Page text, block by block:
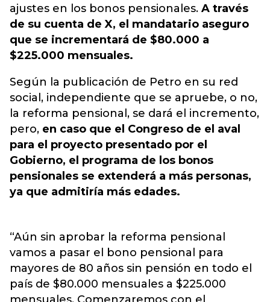
ajustes en los bonos pensionales. A través
de su cuenta de X, el mandatario aseguro
que se incrementará de $80.000 a
$225.000 mensuales.
Según la publicación de Petro en su red
social, independiente que se apruebe, o no,
la reforma pensional, se dará el incremento,
pero, en caso que el Congreso de el aval
para el proyecto presentado por el
Gobierno, el programa de los bonos
pensionales se extenderá a más personas,
ya que admitiría más edades.
“Aún sin aprobar la reforma pensional
vamos a pasar el bono pensional para
mayores de 80 años sin pensión en todo el
país de $80.000 mensuales a $225.000